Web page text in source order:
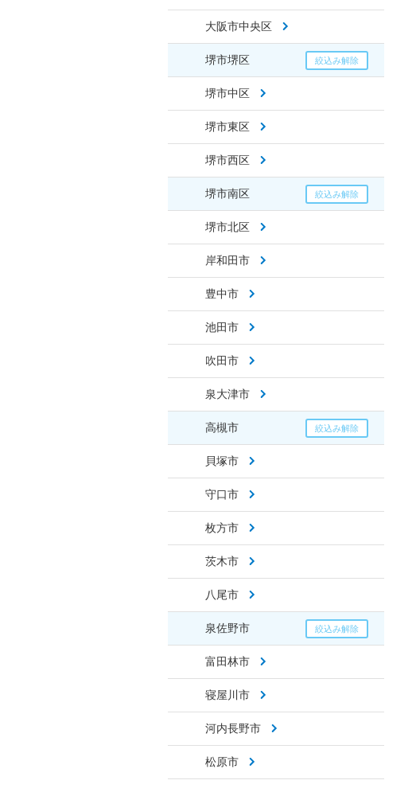
大阪市中央区
堺市堺区
堺市中区
堺市東区
堺市西区
堺市南区
堺市北区
岸和田市
豊中市
池田市
吹田市
泉大津市
高槻市
貝塚市
守口市
枚方市
茨木市
八尾市
泉佐野市
富田林市
寝屋川市
河内長野市
松原市